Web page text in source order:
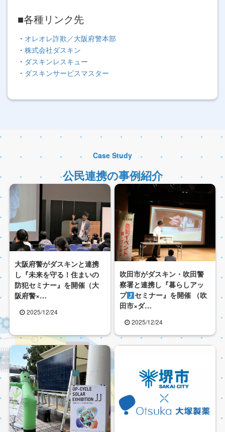
■各種リンク先
・ オレオレ詐欺／大阪府警本部
・ 株式会社ダスキン
・ ダスキンレスキュー
・ ダスキンサービスマスター
Case Study
公民連携の事例紹介
大阪府警がダスキンと連携
し『未来を守る！住まいの
防犯セミナー』を開催（大
阪府警×…
2025/12/24
吹田市がダスキン・吹田警
察署と連携し『暮らしアッ
プ
セミナー』を開催 （吹
田市×ダ…
2025/12/24